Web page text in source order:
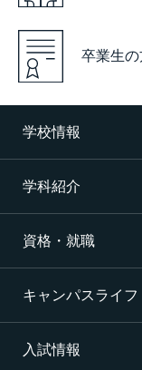
卒業生の
学校情報
学校概要
沿革
施設・設備
学科紹介
CNAの3つの学科
航空整備科
エアライン（
資格・就職
資格サポート・
就職サポート・
キャンパスライフ
学校生活
入試情報